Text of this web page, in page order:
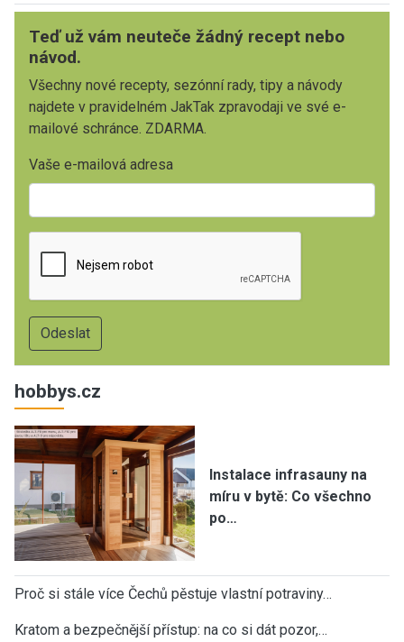
Teď už vám neuteče žádný recept nebo
návod.
Všechny nové recepty, sezónní rady, tipy a návody
najdete v pravidelném JakTak zpravodaji ve své e-
mailové schránce. ZDARMA.
Vaše e-mailová adresa
hobbys.cz
Instalace infrasauny na
míru v bytě: Co všechno
po…
Proč si stále více Čechů pěstuje vlastní potraviny…
Kratom a bezpečnější přístup: na co si dát pozor,…